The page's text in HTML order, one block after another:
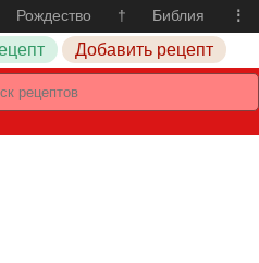
Рождество † Библия ⋮
Добавить рецепт